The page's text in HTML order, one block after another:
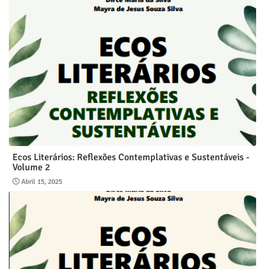
Ecos Literários: Reflexões Contemplativas e Sustentáveis -
Volume 2
Abril 15, 2025